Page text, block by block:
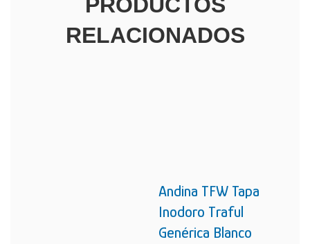
RELACIONADOS
Andina TFW Tapa
Inodoro Traful
Genérica Blanco